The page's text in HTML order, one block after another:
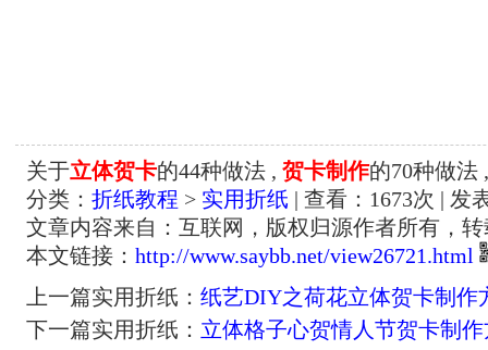
关于立体贺卡的44种做法 , 贺卡制作的70种做法
分类： 折纸教程 > 实用折纸 | 查看： 1673次 | 发
文章内容来自：互联网，版权归源作者所有，
本文链接： http://www.saybb.net/view26721.html
上一篇实用折纸： 纸艺DIY之荷花立体贺卡制作
下一篇实用折纸： 立体格子心贺情人节贺卡制